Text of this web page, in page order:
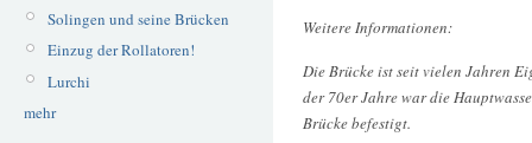
Solingen und seine Brücken
Einzug der Rollatoren!
Lurchi
mehr
Weitere Informationen:
Die Brücke ist seit vielen Jahren
der 70er Jahre war die
Brücke befestigt.